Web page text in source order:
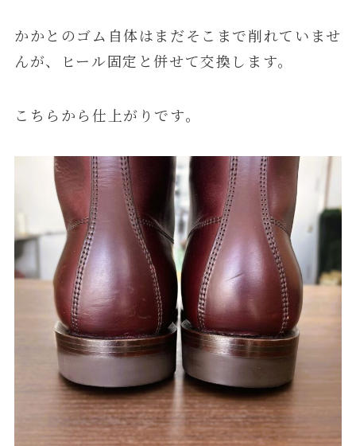
かかとのゴム自体はまだそこまで削れていませ
んが、ヒール固定と併せて交換します。
こちらから仕上がりです。